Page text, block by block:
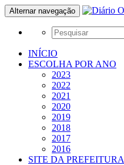
Alternar navegação
INÍCIO
ESCOLHA POR ANO
2023
2022
2021
2020
2019
2018
2017
2016
SITE DA PREFEITURA